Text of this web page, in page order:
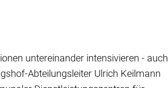
untereinander intensivieren - auch
Abteilungsleiter Ulrich Keilmann